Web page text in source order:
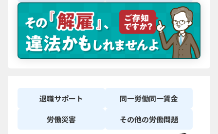
退職サポート 同一労働同一賃金
労働災害 その他の労働問題